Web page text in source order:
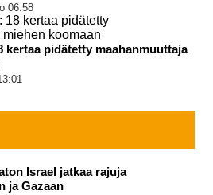
06:58
kertaa pidätetty maahanmuuttaja
Israel jatkaa rajuja
ja Gazaan